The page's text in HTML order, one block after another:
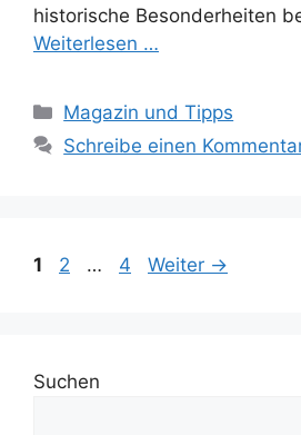
historische Besonderheiten
Weiterlesen …
Kategorien
Magazin und Tipps
Schreibe einen
Seite
1 Seite
2 … Seite
4 Weiter →
Suchen